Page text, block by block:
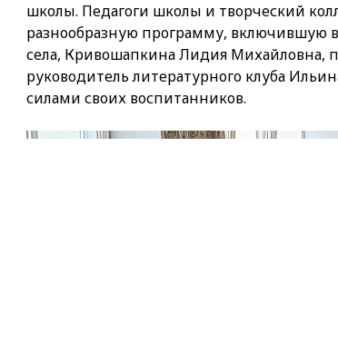
школы. Педагоги школы и творческий
разнообразную программу, включившую
села, Кривошапкина Лидия Михайловна,
руководитель литературного клуба
силами своих воспитанников.